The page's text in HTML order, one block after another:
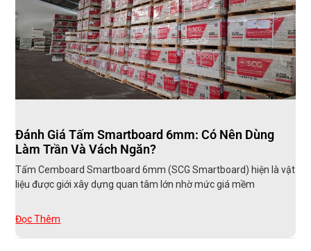
Đánh Giá Tấm Smartboard 6mm: Có Nên Dùng
Làm Trần Và Vách Ngăn?
Tấm Cemboard Smartboard 6mm (SCG Smartboard) hiện là vật
liệu được giới xây dựng quan tâm lớn nhờ mức giá mềm
Đọc Thêm